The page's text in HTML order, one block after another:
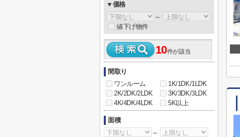
▼価格
～
値下げ物件
10件が該当
間取り
ワンルーム
1K/1DK/1LDK
2K/2DK/2LDK
3K/3DK/3LDK
4K/4DK/4LDK
5K以上
面積
～